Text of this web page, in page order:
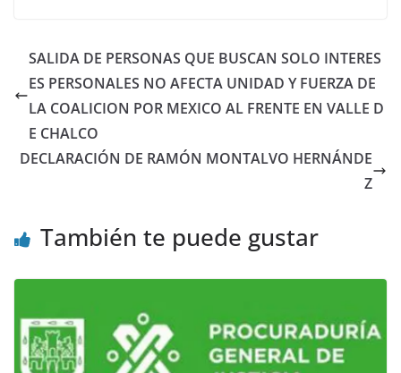
SALIDA DE PERSONAS QUE BUSCAN SOLO INTERES
ES PERSONALES NO AFECTA UNIDAD Y FUERZA DE
LA COALICION POR MEXICO AL FRENTE EN VALLE D
E CHALCO
DECLARACIÓN DE RAMÓN MONTALVO HERNÁNDE
Z
También te puede gustar